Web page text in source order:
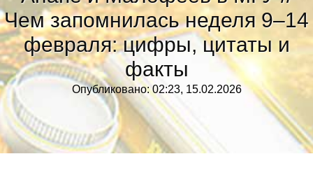
Чем запомнилась неделя 9–14
февраля: цифры, цитаты и
факты
Опубликовано: 02:23, 15.02.2026
Правила »
»